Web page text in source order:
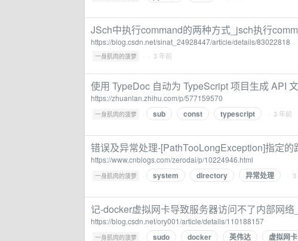
JSch中执行command的两种方式_jsch执行
https://blog.csdn.net/sinat_24928447/article/details/83022818
一身肌肉的菠萝 · · 3 年前
使用 TypeDoc 自动为 TypeScript 项目生成 API
https://zhuanlan.zhihu.com/p/577159570
一身肌肉的菠萝 · sub const typescript · 3 年前
错误及异常处理-[PathTooLongException]指定
https://www.cnblogs.com/zerodai/p/10224946.html
一身肌肉的菠萝 · system directory 异常处理 · 3
记-docker虚拟网卡导致服务器访问不了内部网
https://blog.csdn.net/ory001/article/details/110188157
一身肌肉的菠萝 · sudo docker 英伟达 虚拟网卡